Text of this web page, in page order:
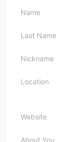
Name
Last Name
Nickname
Location
Website
About You